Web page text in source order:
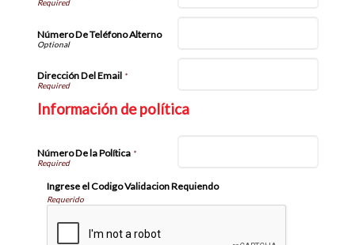
Número De Teléfono Alterno
Dirección Del Email *
Información de política
Número De la Política*
Ingrese el Codigo Validacion Requiendo
Requerido